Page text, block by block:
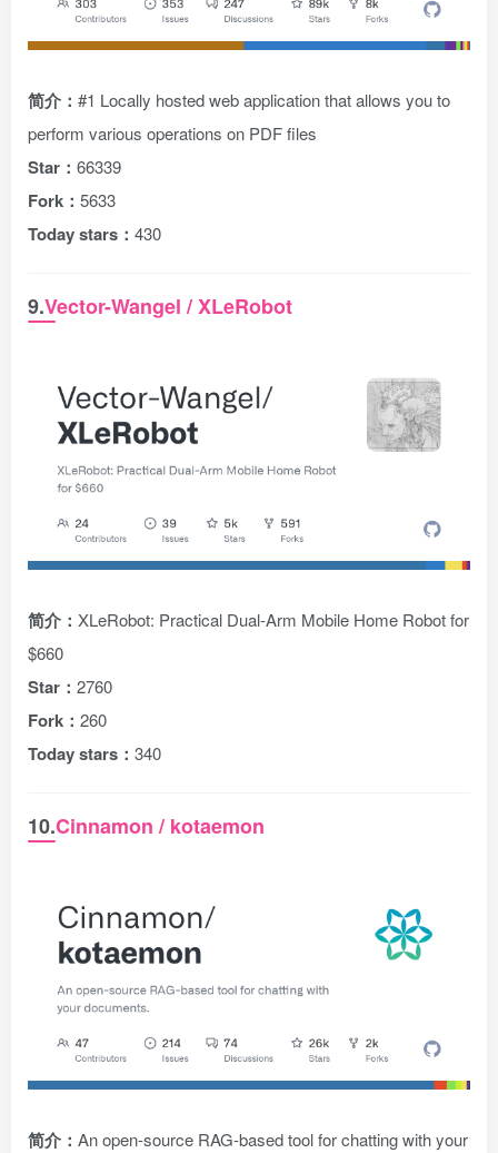
简介： #1 Locally hosted web application that allows you to
perform various operations on PDF files
Star： 66339
Fork： 5633
Today stars： 430
9.Vector-Wangel / XLeRobot
简介： XLeRobot: Practical Dual-Arm Mobile Home Robot for
$660
Star： 2760
Fork： 260
Today stars： 340
10.Cinnamon / kotaemon
简介： An open-source RAG-based tool for chatting with your